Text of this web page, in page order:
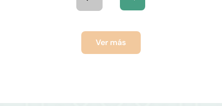
Ver más